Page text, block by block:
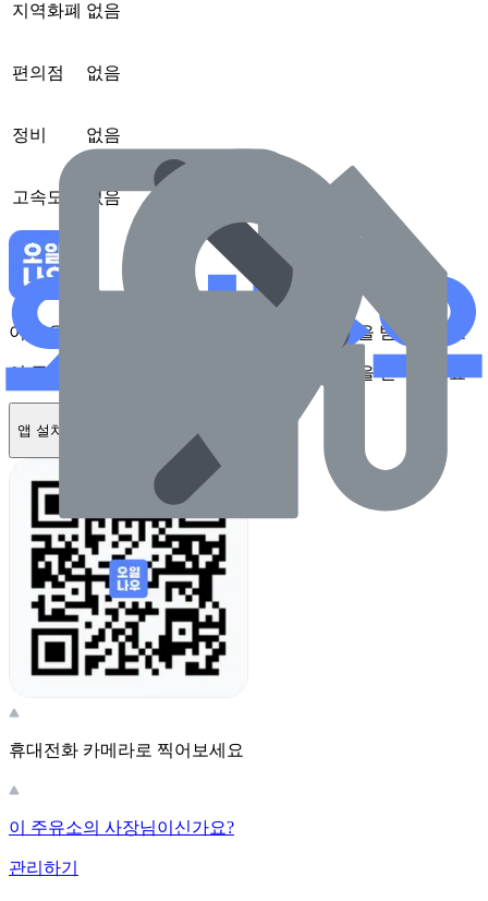
지역화폐 없음
편의점 없음
정비 없음
고속도로 없음
이 주유소를 앱에서 확인하고 최대 1만원 혜택을 받아보세요
이 주유소를 앱에서 확인하고 최대 1만원 혜택을 받아보세요
앱 설치하기
휴대전화 카메라로 찍어보세요
이 주유소의 사장님이신가요?
관리하기